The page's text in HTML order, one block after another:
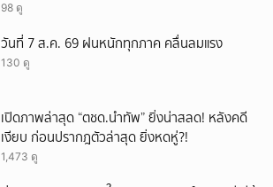
98 ดู
วันที่ 7 ส.ค. 69 ฝนหนักทุกภาค คลื่นลมแรง
130 ดู
เปิดภาพล่าสุด “ตชด.นำทัพ” ยิ่งน่าสลด! หลังคดี
เงียบ ก่อนปรากฎตัวล่าสุด ยิ่งหดหู่?!
1,473 ดู